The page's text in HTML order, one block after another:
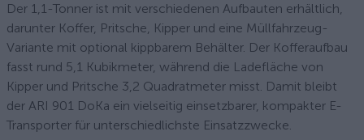
Der 1,1-Tonner ist mit verschiedenen Aufbauten erhältlich,
darunter Koffer, Pritsche, Kipper und eine Müllfahrzeug-
Variante mit optional kippbarem Behälter. Der Kofferaufbau
fasst rund 5,1 Kubikmeter, während die Ladefläche von
Kipper und Pritsche 3,2 Quadratmeter misst. Damit bleibt
der ARI 901 DoKa ein vielseitig einsetzbarer, kompakter E-
Transporter für unterschiedlichste Einsatzzwecke.